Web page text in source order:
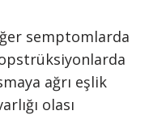
semptomlarda
ağrı eşlik
olası